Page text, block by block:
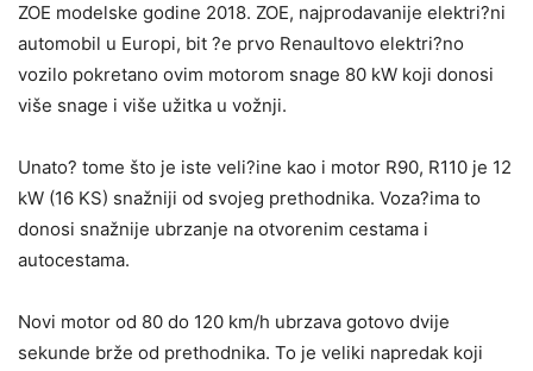
ZOE modelske godine 2018. ZOE, najprodavanije elektri?ni
automobil u Europi, bit ?e prvo Renaultovo elektri?no
vozilo pokretano ovim motorom snage 80 kW koji donosi
više snage i više užitka u vožnji.
Unato? tome što je iste veli?ine kao i motor R90, R110 je 12
kW (16 KS) snažniji od svojeg prethodnika. Voza?ima to
donosi snažnije ubrzanje na otvorenim cestama i
autocestama.
Novi motor od 80 do 120 km/h ubrzava gotovo dvije
sekunde brže od prethodnika. To je veliki napredak koji